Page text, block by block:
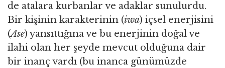
de atalara kurbanlar ve adaklar sunulurdu.
Bir kişinin karakterinin (iwa) içsel enerjisini
(Ase) yansıttığına ve bu enerjinin doğal ve
ilahi olan her şeyde mevcut olduğuna dair
bir inanç vardı (bu inanca günümüzde